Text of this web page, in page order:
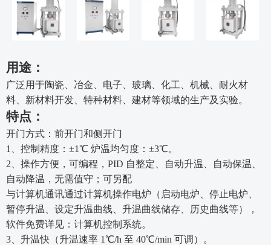
用途：
广泛用于陶瓷、冶金、电子、玻璃、化工、机械、耐火材
料、新材料开发、特种材料、建材等领域的生产及实验。
特点：
开门方式：前开门和侧开门
1、控制精度：±1℃ 炉温均匀度：±3℃。
2、操作方便，可编程，PID 自整定、自动升温、自动保温、
自动降温，无需值守；可另配
与计算机通讯通过计算机操作电炉（启动电炉、停止电炉、
暂停升温、设定升温曲线、升温曲线储存、历史曲线等），
软件免费详见：计算机控制系统。
3、升温快（升温速率 1℃/h 至 40℃/min 可调）。